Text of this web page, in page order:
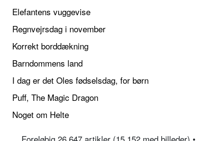
Elefantens vuggevise
Regnvejrsdag i november
Korrekt borddækning
Barndommens land
I dag er det Oles fødselsdag, for børn
Puff, The Magic Dragon
Noget om Helte